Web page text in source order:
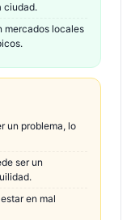
ciudad.
mercados locales
un problema, lo
ser un
en mal